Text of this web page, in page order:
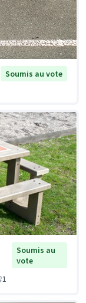
Soumis au vote
Soumis au
vote
1